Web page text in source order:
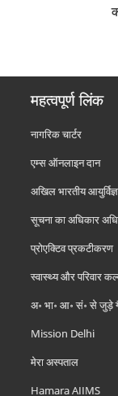
महत्वपूर्ण लिंक
नागरिक चार्टर
एम्स ऑनलाइन दान
अखिल भारतीय
सूचना का अधिकार
प्रोएक्टिव प्रकटीकरण
स्वास्थ्य और परिवार
अ॰ भा॰ आ॰ सं॰ से जुड़े
Mission Delhi
मेरा अस्पताल
Hamara AIIMS